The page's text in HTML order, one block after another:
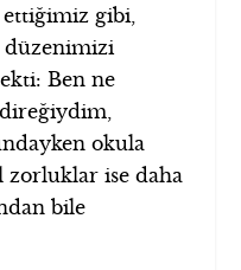
ettiğimiz gibi,
düzenimizi
Ben ne
direğiydim,
okula
ise daha
bile